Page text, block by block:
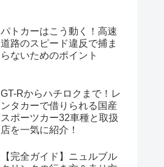
パトカーはこう動く！高速
道路のスピード違反で捕ま
らないためのポイント
GT-Rからハチロクまで！レ
ンタカーで借りられる国産
スポーツカー32車種と取扱
店を一気に紹介！
【完全ガイド】ニュルブル